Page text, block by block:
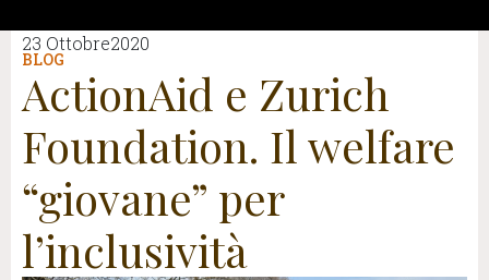
23 Ottobre2020
BLOG
ActionAid e Zurich
Foundation. Il welfare
“giovane” per
l’inclusività